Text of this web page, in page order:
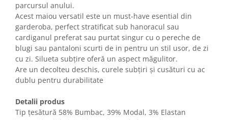
Ceasuri barbatesti
Ceasuri dama
Cutii, curele si accesorii ceasuri
Genti si accesorii barbati
Genti si accesorii femei
Imbracaminte barbati
Imbracaminte femei
Imbracaminte si Incaltaminte copii
Incaltaminte barbati
parcursul anului.
Acest maiou versatil este un must-have esential din
garderoba, perfect stratificat sub hanoracul sau
cardiganul preferat sau purtat singur cu o pereche de
blugi sau pantaloni scurti de in pentru un stil usor, de zi
cu zi. Silueta subțire oferă un aspect măgulitor.
Are un decolteu deschis, curele subțiri și cusături cu ac
dublu pentru durabilitate
Detalii produs
Tip țesătură 58% Bumbac, 39% Modal, 3% Elastan